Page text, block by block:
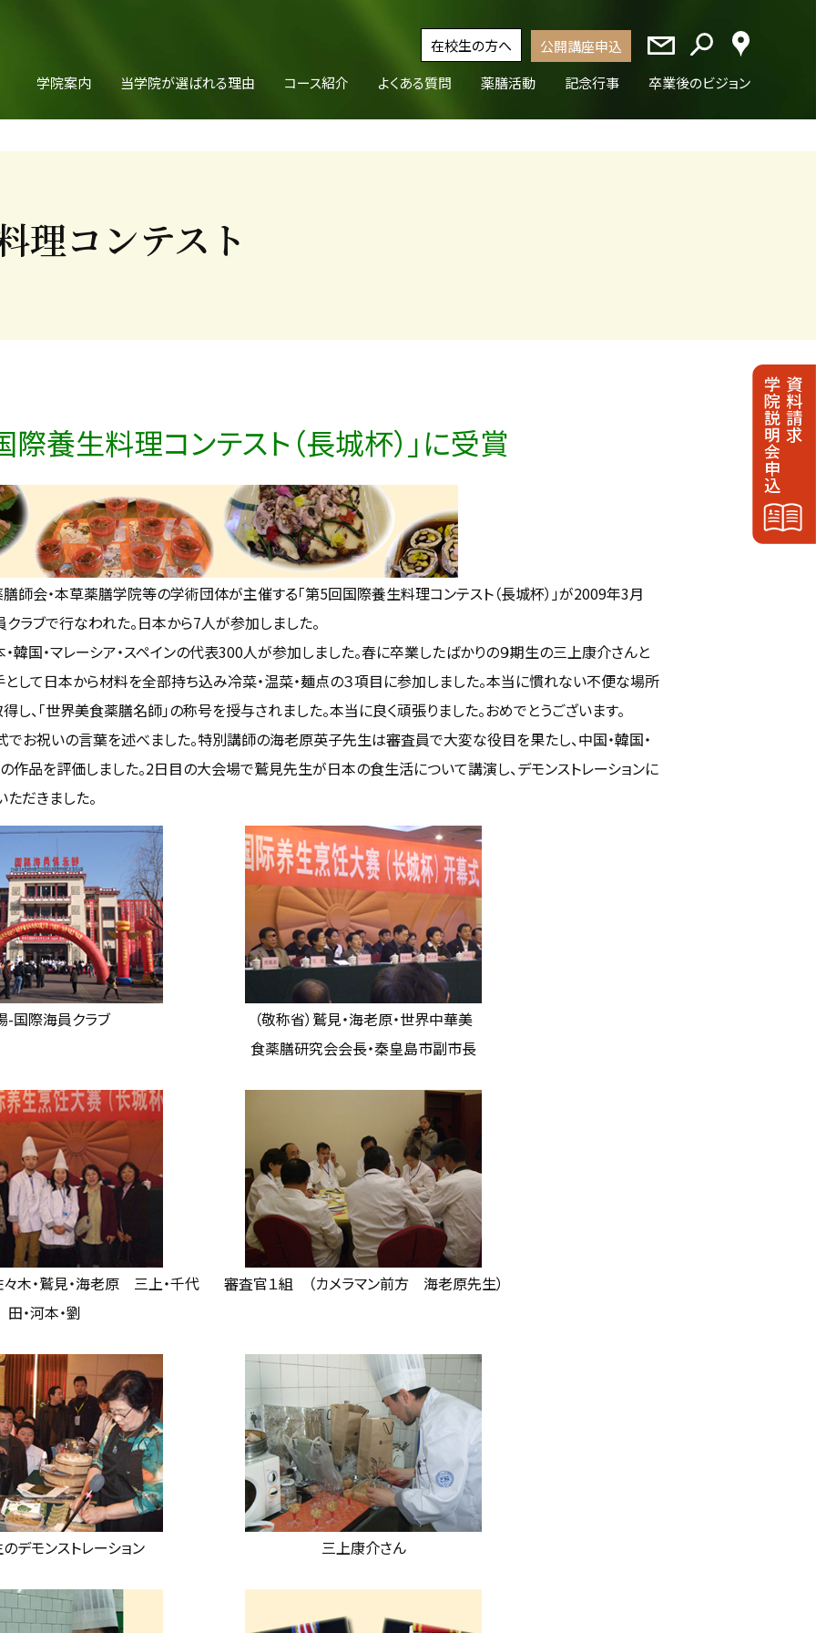
在校生の方へ
公開講座申込
学院案内
当学院が選ばれる理由 コース紹介 よくある質問 薬膳活動 記念行事 卒業後のビジョン
理コンテスト
際養生料理コンテスト（長城杯）」に受賞
会・本草薬膳学院等の学術団体が主催する「第5回国際養生料理コンテスト（長城杯）」が2009年3月
ラブで行なわれた。日本から7人が参加しました。
国・マレーシア・スペインの代表300人が参加しました。春に卒業したばかりの９期生の三上康介さんと
して日本から材料を全部持ち込み冷菜・温菜・麺点の３項目に参加しました。本当に慣れない不便な場所
、「世界美食薬膳名師」の称号を授与されました。本当に良く頑張りました。おめでとうございます。
お祝いの言葉を述べました。特別講師の海老原英子先生は審査員で大変な役目を果たし、中国・韓国・
品を評価しました。2日目の大会場で鷲見先生が日本の食生活について講演し、デモンストレーションに
だきました。
-国際海員クラブ
（敬称省）鷲見・海老原・世界中華美
食薬膳研究会会長・秦皇島市副市長
々木・鷲見・海老原 三上・千代
田・河本・劉
審査官１組 （カメラマン前方 海老原先生）
デモンストレーション 三上康介さん